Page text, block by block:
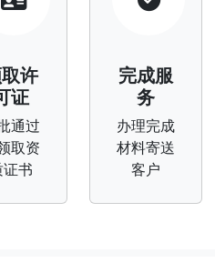
许
证
通过
取资
证书
完成服
务
办理完成
材料寄送
客户